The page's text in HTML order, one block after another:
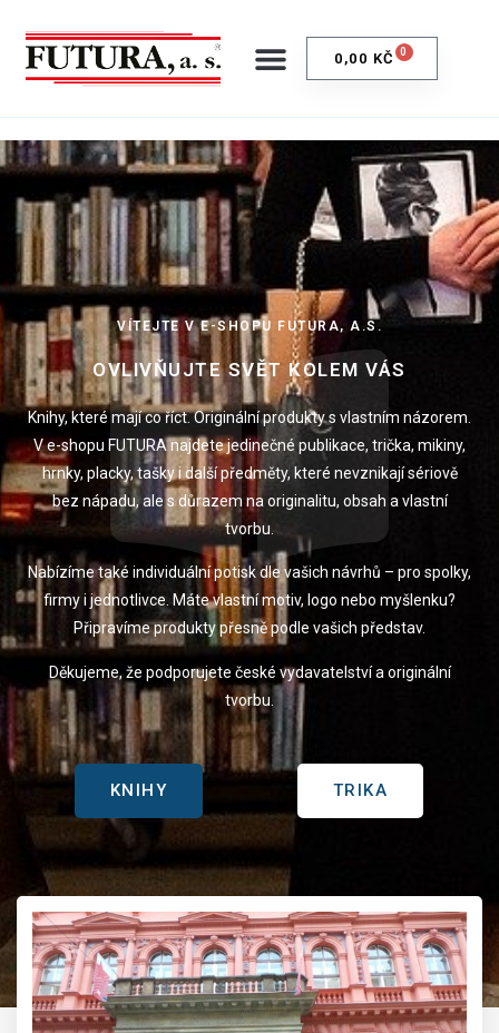
0,00 KČ 0
VÍTEJTE V E-SHOPU FUTURA, A.S.
OVLIVŇUJTE SVĚT KOLEM VÁS
Knihy, které mají co říct. Originální produkty s vlastním názorem.
V e-shopu FUTURA najdete jedinečné publikace, trička, mikiny,
hrnky, placky, tašky i další předměty, které nevznikají sériově
bez nápadu, ale s důrazem na originalitu, obsah a vlastní
tvorbu.
Nabízíme také individuální potisk dle vašich návrhů – pro spolky,
firmy i jednotlivce. Máte vlastní motiv, logo nebo myšlenku?
Připravíme produkty přesně podle vašich představ.
Děkujeme, že podporujete české vydavatelství a originální
tvorbu.
KNIHY TRIKA